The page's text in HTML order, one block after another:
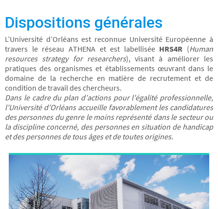
Dispositions générales
L’Université d’Orléans est reconnue Université Européenne à
travers le réseau ATHENA et est labellisée HRS4R (Human
resources strategy for researchers), visant à améliorer les
pratiques des organismes et établissements œuvrant dans le
domaine de la recherche en matière de recrutement et de
condition de travail des chercheurs.
Dans le cadre du plan d’actions pour l’égalité professionnelle,
l’Université d’Orléans accueille favorablement les candidatures
des personnes du genre le moins représenté dans le secteur ou
la discipline concerné, des personnes en situation de handicap
et des personnes de tous âges et de toutes origines.